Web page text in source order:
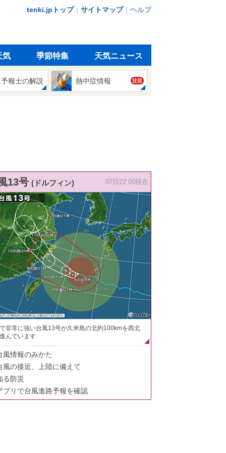
tenki.jpトップ｜ サイトマップ｜ ヘルプ
気 季節特集 天気ニュース
報士の解説 熱中症情報 注目
13号 (ドルフィン) 07日22:00現在
非常に強い台風13号が久米島の北約100kmを西北
んでいます
風情報のみかた
風の接近、上陸に備えて
る防災
プリで台風進路予報を確認